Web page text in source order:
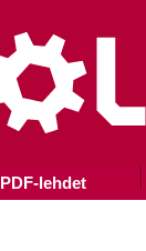
PDF-lehdet